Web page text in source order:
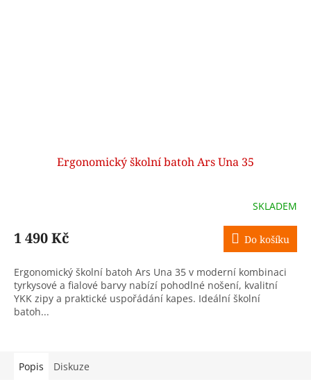
Ergonomický školní batoh Ars Una 35
SKLADEM
1 490 Kč Do košíku
Ergonomický školní batoh Ars Una 35 v moderní kombinaci
tyrkysové a fialové barvy nabízí pohodlné nošení, kvalitní
YKK zipy a praktické uspořádání kapes. Ideální školní
batoh...
Popis Diskuze